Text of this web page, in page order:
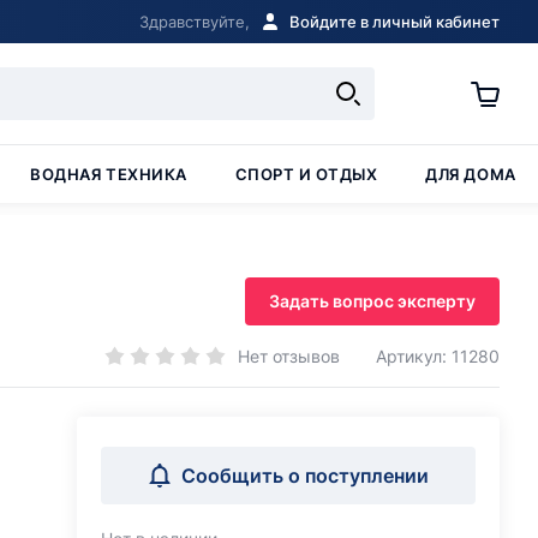
Здравствуйте, Войдите в личный кабинет
ВОДНАЯ ТЕХНИКА СПОРТ И ОТДЫХ ДЛЯ ДОМА
Задать вопрос эксперту
Нет отзывов Артикул: 11280
Сообщить о поступлении